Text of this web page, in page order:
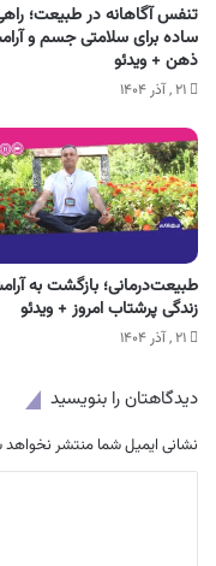
تنفس آگاهانه در طبیعت؛
ساده برای سلامتی جسم و
ذهن + ویدئو
۲۱ , آذر ۱۴۰۴
طبیعت‌درمانی؛ بازگشت به
زندگی پرشتاب امروز + ویدئو
۲۱ , آذر ۱۴۰۴
دیدگاهتان را بنویسید
نشانی ایمیل شما منتشر